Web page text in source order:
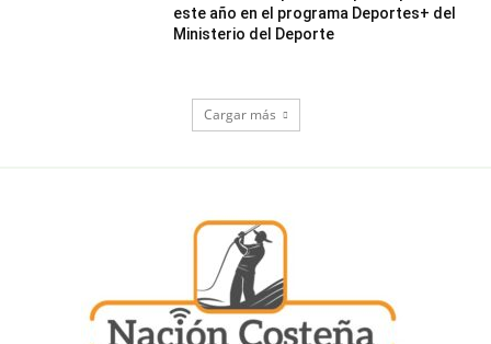
este año en el programa Deportes+ del
Ministerio del Deporte
Cargar más